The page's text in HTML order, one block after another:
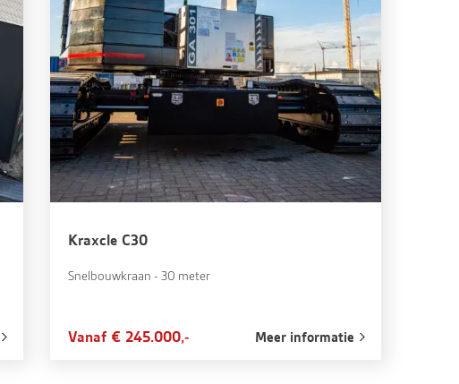
Kraxcle C30
Snelbouwkraan - 30 meter
Vanaf € 245.000,- Meer informatie